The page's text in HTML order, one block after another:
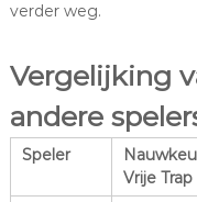
verder weg.
Vergelijking
andere
Speler
Vrije Trap